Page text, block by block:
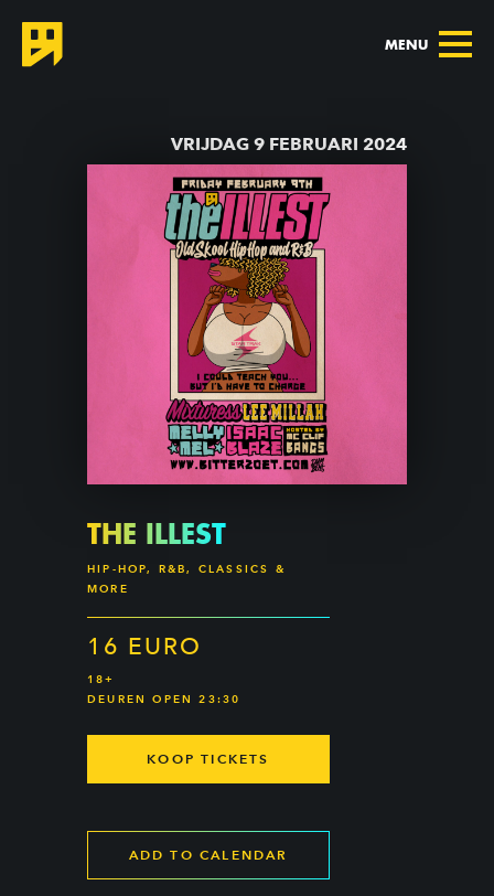
MENU
VRIJDAG 9 FEBRUARI 2024
THE ILLEST
HIP-HOP, R&B, CLASSICS &
MORE
16 EURO
18+
DEUREN OPEN 23:30
KOOP TICKETS
ADD TO CALENDAR